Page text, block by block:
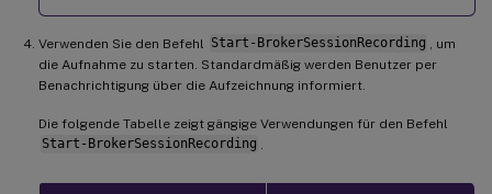
Verwenden Sie den Befehl Start-BrokerSessionRecording
, um
die Aufnahme zu starten. Standardmäßig werden Benutzer per
Benachrichtigung über die Aufzeichnung informiert.
Die folgende Tabelle zeigt gängige Verwendungen für den Befehl
Start-BrokerSessionRecording